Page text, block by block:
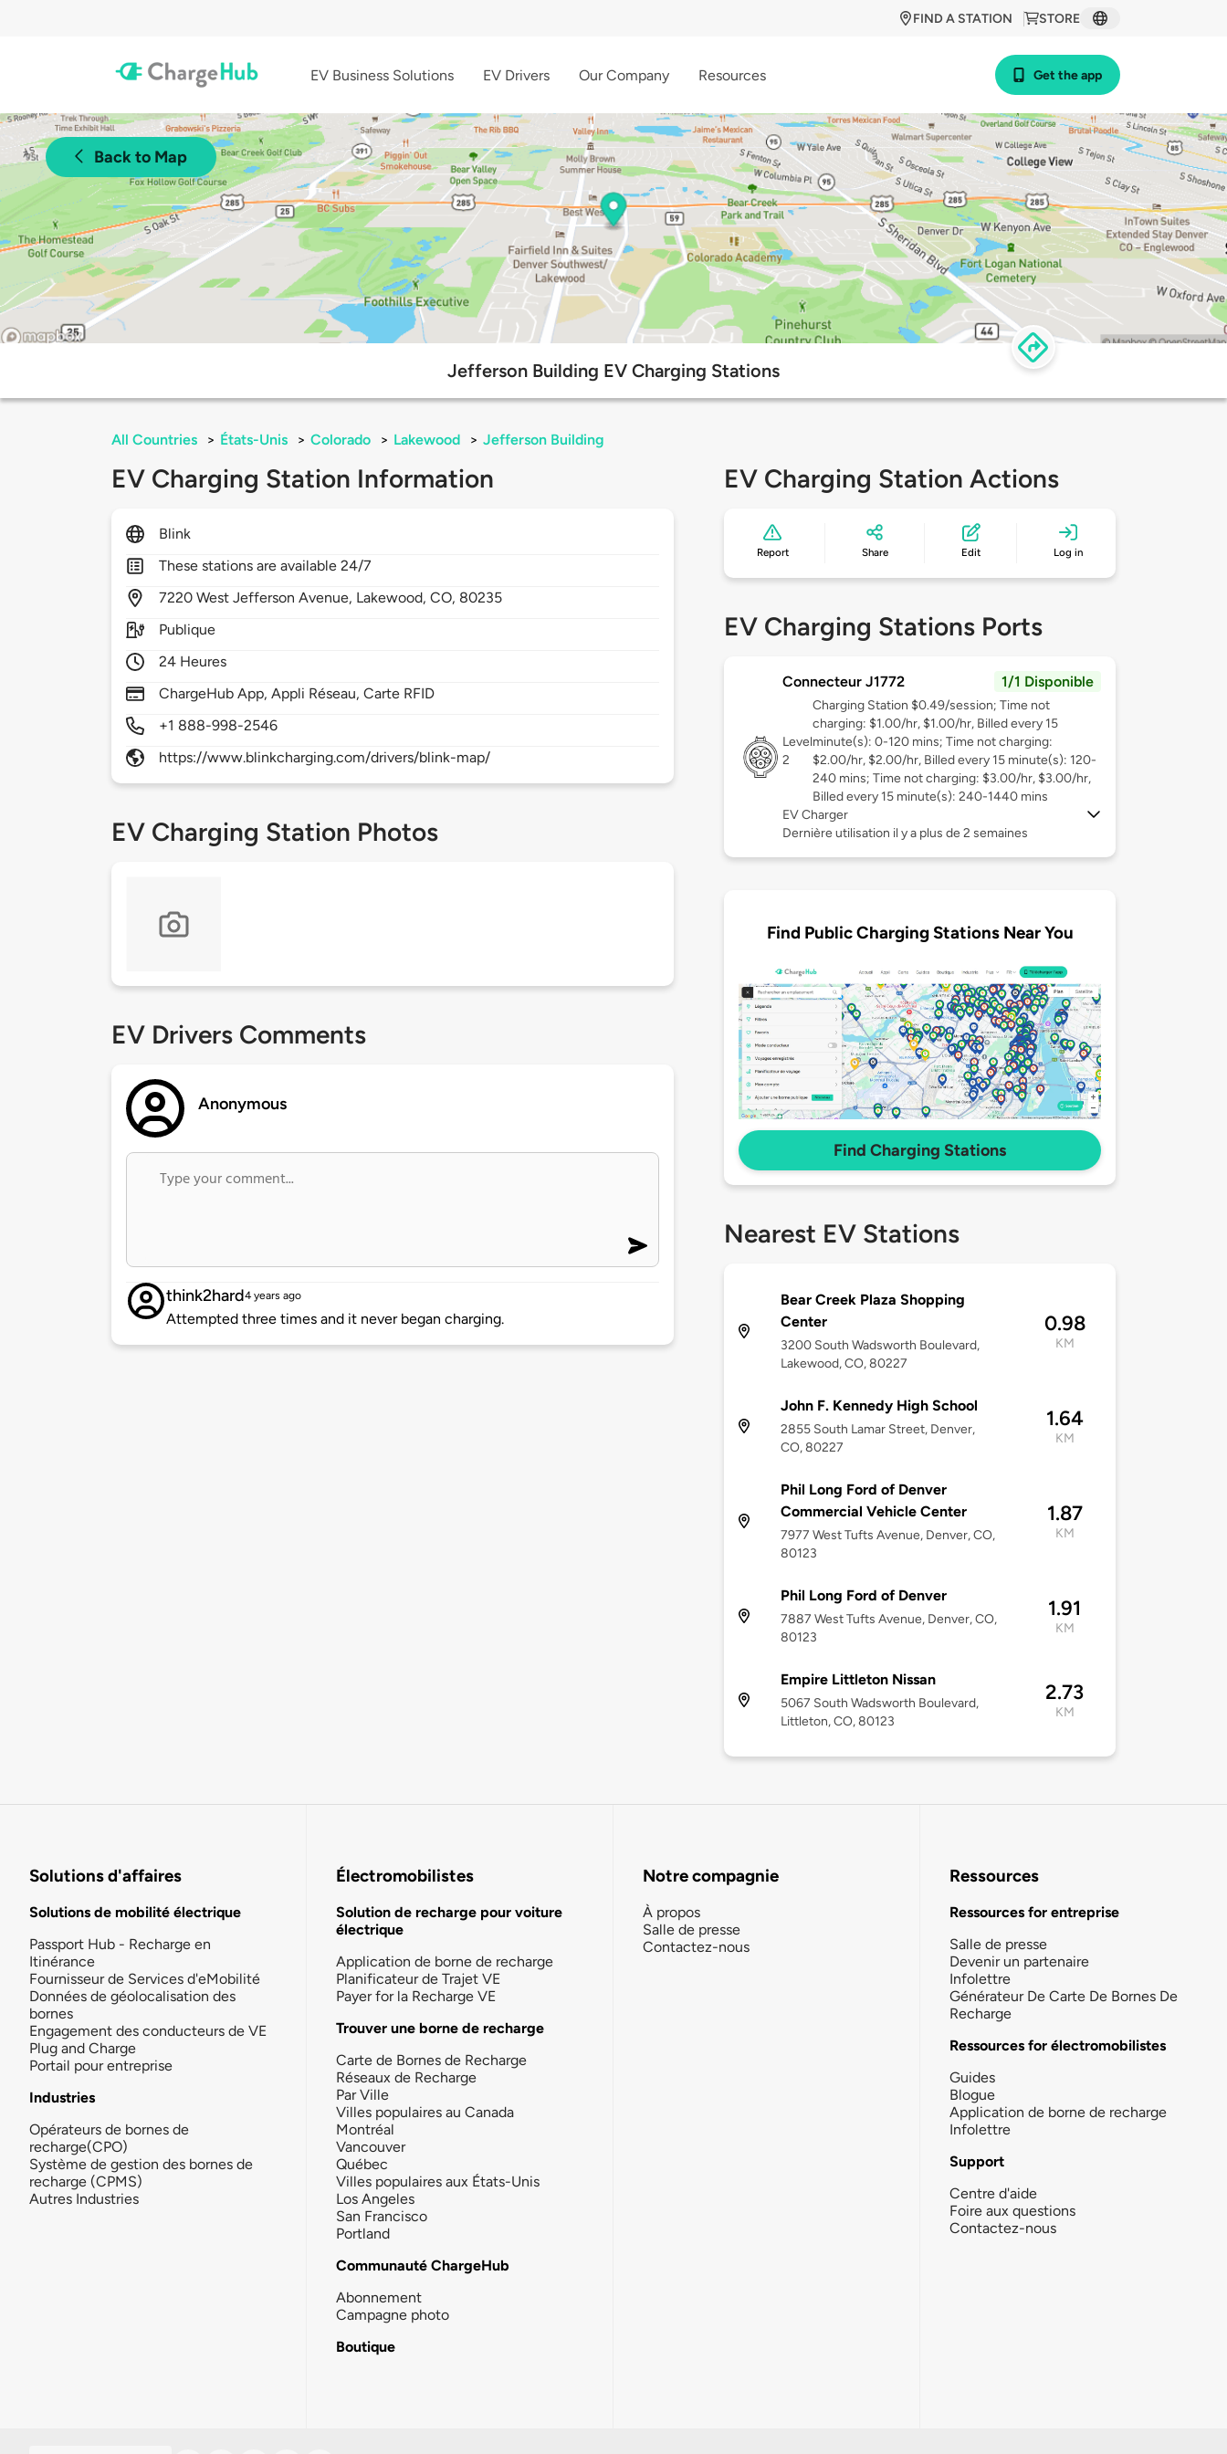
STORE
FIND A STATION
EV Business Solutions EV Drivers Our Company Resources Get the app
Back to Map
Jefferson Building EV Charging Stations
All Countries > États-Unis > Colorado > Lakewood > Jefferson Building
EV Charging Station Information
Blink
These stations are available 24/7
7220West Jefferson Avenue, Lakewood,CO, 80235
Publique
24 Heures
ChargeHub App, Appli Réseau, Carte RFID
+1 888-998-2546
https://www.blinkcharging.com/drivers/blink-map/
EV Charging Station Photos
EV Drivers Comments
Anonymous
think2hard4 years ago
Attempted three times and it never began charging.
EV Charging Station Actions
Report Share Edit Log in
EV Charging Stations Ports
Connecteur J1772 1/1 Disponible
Level
2
Charging Station $0.49/session; Time not
charging: $1.00/hr, $1.00/hr, Billed every 15
minute(s): 0-120 mins; Time not charging:
$2.00/hr, $2.00/hr, Billed every 15 minute(s): 120-
240 mins; Time not charging: $3.00/hr, $3.00/hr,
Billed every 15 minute(s): 240-1440 mins
EV Charger
Dernière utilisation il y a plus de 2 semaines
Find Public Charging Stations Near You
Find Charging Stations
Nearest EV Stations
Bear Creek Plaza Shopping
Center
3200 South Wadsworth Boulevard,
Lakewood, CO, 80227
0.98
KM
John F. Kennedy High School
2855 South Lamar Street, Denver,
CO, 80227
1.64
KM
Phil Long Ford of Denver
Commercial Vehicle Center
7977 West Tufts Avenue, Denver, CO,
80123
1.87
KM
Phil Long Ford of Denver
7887 West Tufts Avenue, Denver, CO,
80123
1.91
KM
Empire Littleton Nissan
5067 South Wadsworth Boulevard,
Littleton, CO, 80123
2.73
KM
Solutions d'affaires
Solutions de mobilité électrique
Passport Hub - Recharge en
Itinérance
Fournisseur de Services d'eMobilité
Données de géolocalisation des
bornes
Engagement des conducteurs de VE
Plug and Charge
Portail pour entreprise
Industries
Opérateurs de bornes de
recharge(CPO)
Système de gestion des bornes de
recharge (CPMS)
Autres Industries
Électromobilistes
Solution de recharge pour voiture
électrique
Application de borne de recharge
Planificateur de Trajet VE
Payer for la Recharge VE
Trouver une borne de recharge
Carte de Bornes de Recharge
Réseaux de Recharge
Par Ville
Villes populaires au Canada
Montréal
Vancouver
Québec
Villes populaires aux États-Unis
Los Angeles
San Francisco
Portland
Communauté ChargeHub
Abonnement
Campagne photo
Boutique
Notre compagnie
À propos
Salle de presse
Contactez-nous
Ressources
Ressources for entreprise
Salle de presse
Devenir un partenaire
Infolettre
Générateur De Carte De Bornes De
Recharge
Ressources for électromobilistes
Guides
Blogue
Application de borne de recharge
Infolettre
Support
Centre d'aide
Foire aux questions
Contactez-nous